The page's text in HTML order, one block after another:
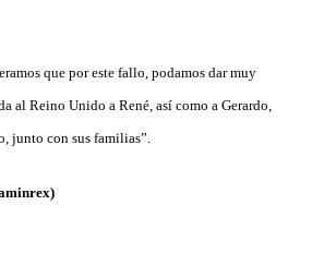
que por este fallo, podamos dar muy
al Reino Unido a René, así como a Gerardo,
junto con sus familias”.